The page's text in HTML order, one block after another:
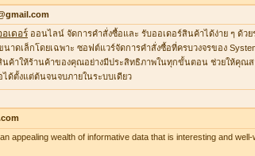
เดอร์ ออนไลน์ จัดการคำสั่งซื้อและ รับออเดอร์สินค้าได้ง่าย ๆ ด้ว
นาดเล็กโดยเฉพาะ ซอฟต์แวร์จัดการคำสั่งซื้อที่ครบวงจรของ
นค้าให้ร้านค้าของคุณอย่างมีประสิทธิภาพในทุกขั้นตอน ช่วยให้คุณส
ได้ตั้งแต่ต้นจนจบภายในระบบเดียว
appealing wealth of informative data that is interesting and well-